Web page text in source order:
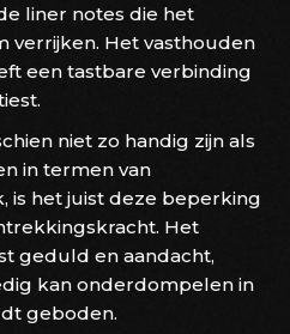
liner notes die het
verrijken. Het vasthouden
een tastbare verbinding
niet zo handig zijn als
in termen van
is het juist deze beperking
Het
geduld en aandacht,
kan onderdompelen in
geboden.